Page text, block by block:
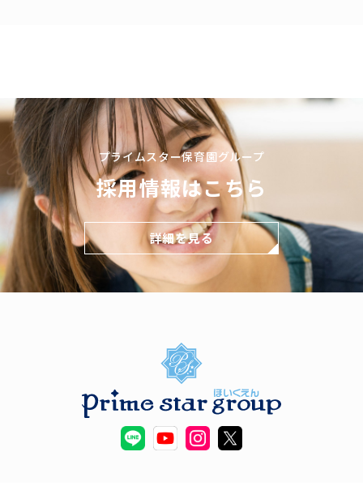
プライムスター保育園グループ
採用情報はこちら
詳細を見る